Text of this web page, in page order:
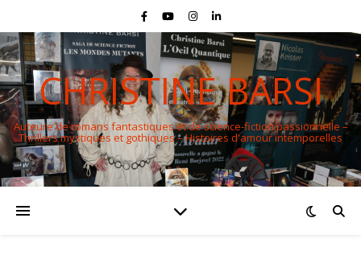
CHRISTINE BARSI
Auteure de romans fantastiques et de science-fiction passionnelle –
Thrillers mystiques et gothiques – Histoires d'amour intemporelles